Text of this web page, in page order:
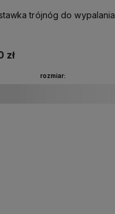
podstawka trójnóg do wypalania
zł
rozmiar: